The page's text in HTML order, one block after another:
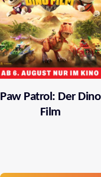
Paw Patrol: Der Dino
Film